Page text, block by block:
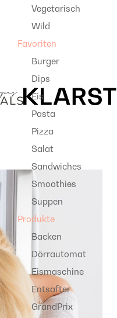
Vegetarisch
Wild
Favoriten
Burger
Dips
Eis
Pasta
Pizza
Salat
Sandwiches
Smoothies
Suppen
Produkte
Backen
Dörrautomat
Eismaschine
Entsafter
GrandPrix